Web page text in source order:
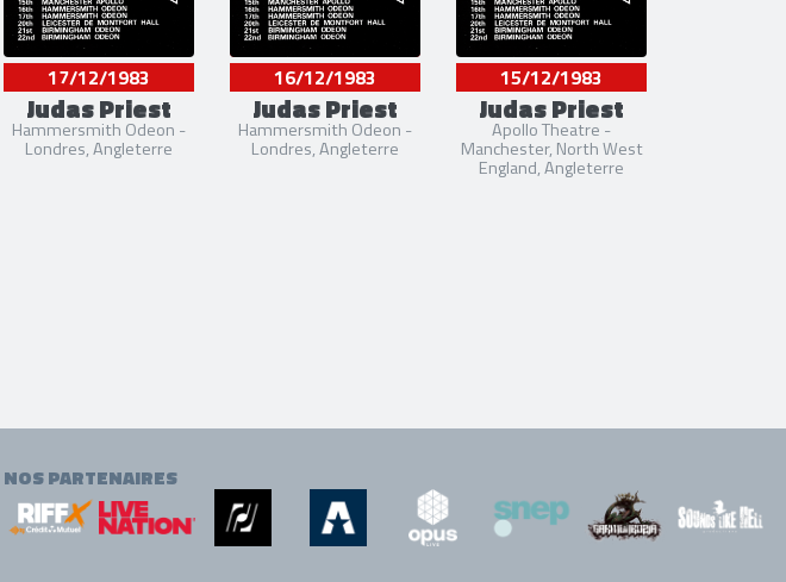
17/12/1983
Judas Priest
Hammersmith Odeon -
Londres, Angleterre
16/12/1983
Judas Priest
Hammersmith Odeon -
Londres, Angleterre
15/12/1983
Judas Priest
Apollo Theatre -
Manchester, North West
England, Angleterre
NOS PARTENAIRES